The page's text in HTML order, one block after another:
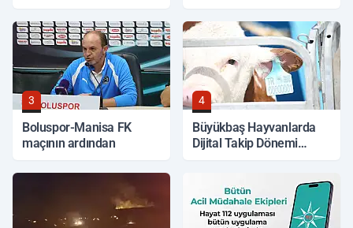
3
Boluspor-Manisa FK
maçının ardından
4
Büyükbaş Hayvanlarda
Dijital Takip Dönemi